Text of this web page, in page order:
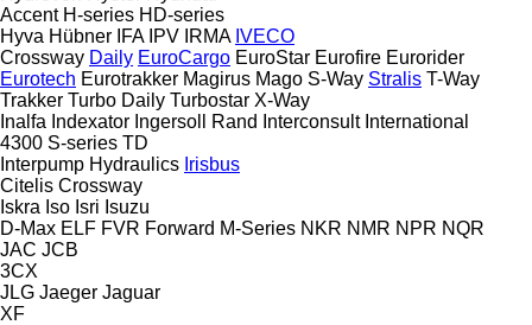
Accent H-series HD-series
Hyva Hübner IFA IPV IRMA IVECO
Crossway Daily EuroCargo EuroStar Eurofire Eurorider
Eurotech Eurotrakker Magirus Mago S-Way Stralis T-Way
Trakker Turbo Daily Turbostar X-Way
Inalfa Indexator Ingersoll Rand Interconsult International
4300 S-series TD
Interpump Hydraulics Irisbus
Citelis Crossway
Iskra Iso Isri Isuzu
D-Max ELF FVR Forward M-Series NKR NMR NPR NQR
JAC JCB
3CX
JLG Jaeger Jaguar
XF